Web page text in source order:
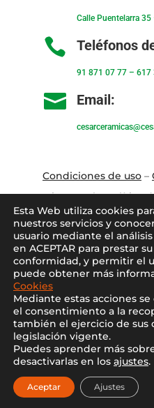
Calle Puentelarra
 Teléfonos
91 871 07 77– 617
 Email:
Condiciones de uso–
Aviso Legal–Política
de
Blog–Contacto–
2021 ©
Diseño web por
Esta Web utiliza cookies
nuestros servicios y
usuario mediante el
en ACEPTAR para prestar
conformidad, y permitir el
puede obtener más
Cookies
Mediante estas acciones
el consentimiento a la
también el ejercicio de sus
legislación vigente.
Puedes aprender más
desactivarlas en los ajustes.
Aceptar Ajustes